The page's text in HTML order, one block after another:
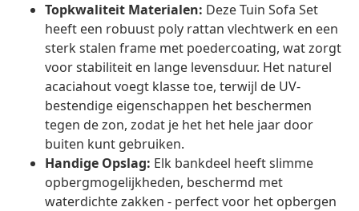
Topkwaliteit Materialen: Deze Tuin Sofa Set
heeft een robuust poly rattan vlechtwerk en een
sterk stalen frame met poedercoating, wat zorgt
voor stabiliteit en lange levensduur. Het naturel
acaciahout voegt klasse toe, terwijl de UV-
bestendige eigenschappen het beschermen
tegen de zon, zodat je het het hele jaar door
buiten kunt gebruiken.
Handige Opslag: Elk bankdeel heeft slimme
opbergmogelijkheden, beschermd met
waterdichte zakken - perfect voor het opbergen